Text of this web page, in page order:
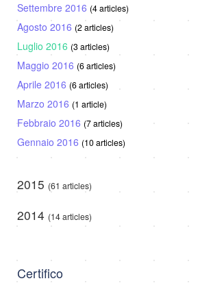
Settembre 2016 (4 articles)
Agosto 2016 (2 articles)
Luglio 2016 (3 articles)
Maggio 2016 (6 articles)
Aprile 2016 (6 articles)
Marzo 2016 (1 article)
Febbraio 2016 (7 articles)
Gennaio 2016 (10 articles)
2015 (61 articles)
2014 (14 articles)
Certifico